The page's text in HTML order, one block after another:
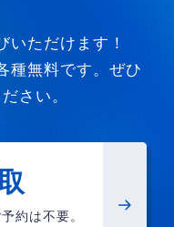
いただけます！
種無料です。ぜひ
さい。
約は不要。